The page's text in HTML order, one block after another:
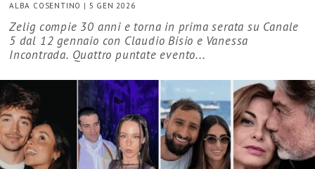
ALBA COSENTINO | 5 GEN 2026
Zelig compie 30 anni e torna in prima serata su Canale
5 dal 12 gennaio con Claudio Bisio e Vanessa
Incontrada. Quattro puntate evento...